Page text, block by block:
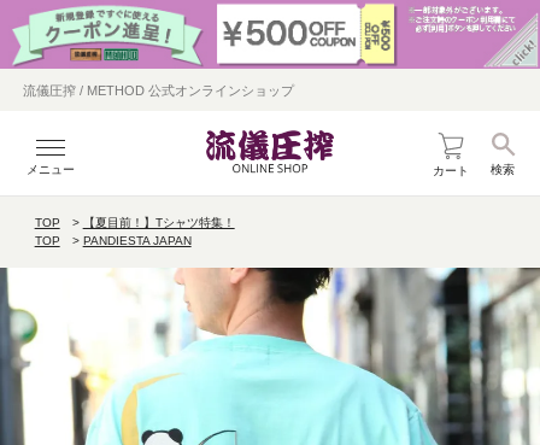
流儀圧搾 / METHOD 公式オンラインショップ
メニュー カート 検索
TOP
【夏目前！】Tシャツ特集！
TOP
PANDIESTA JAPAN